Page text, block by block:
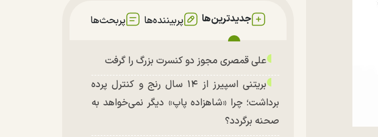
جدیدترین‌ها پربیننده‌ها پربحث‌ها
علی قمصری مجوز دو کنسرت بزرگ را گرفت
بریتنی اسپیرز از ۱۴ سال رنج و کنترل پرده
برداشت؛ چرا «شاهزاده پاپ» دیگر نمی‌خواهد به
صحنه برگردد؟